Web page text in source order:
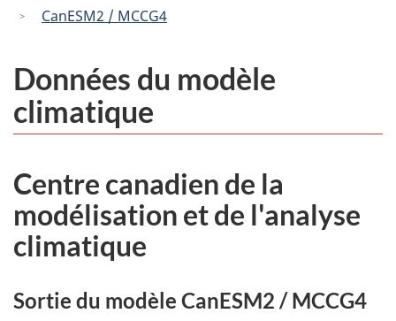
CanESM2 / MCCG4
Données du modèle
climatique
Centre canadien de la
modélisation et de l'analyse
climatique
Sortie du modèle CanESM2 / MCCG4